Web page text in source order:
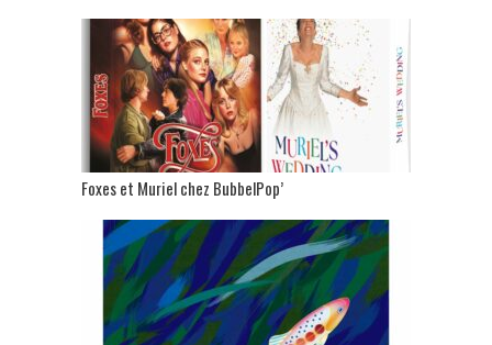
Foxes et Muriel chez BubbelPop’